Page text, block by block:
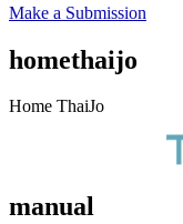
Make a Submission
homethaijo
Home ThaiJo
manual